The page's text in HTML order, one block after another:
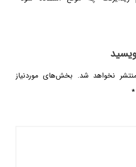
نخواهد شد.
بخش‌های موردنیاز
*